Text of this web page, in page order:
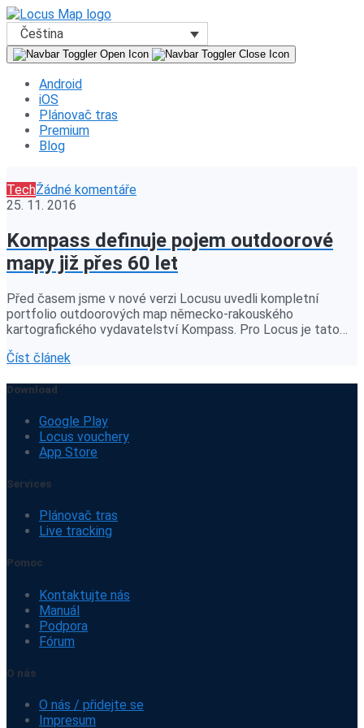
Čeština
Android
iOS
Plánovač tras
Premium
Blog
TechŽádné komentáře
25. 11. 2016
Kompass definuje pojem outdoorové
mapy již přes 60 let
Před časem jsme v nové verzi Locusu uvedli kompletní
portfolio outdoorových map německo-rakouského
kartografického vydavatelství Kompass. Pro Locus je tato…
Číst článek
Download
Google Play
Locus vouchery
App Store
Services
Plánovač tras
Live tracking
Pomoc
Kontaktujte nás
Manuál
Podpora
Fórum
O nás
O nás / přidejte se
Impresum